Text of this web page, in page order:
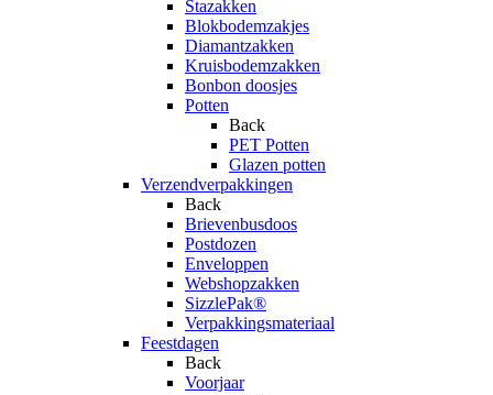
Stazakken
Blokbodemzakjes
Diamantzakken
Kruisbodemzakken
Bonbon doosjes
Potten
Back
PET Potten
Glazen potten
Verzendverpakkingen
Back
Brievenbusdoos
Postdozen
Enveloppen
Webshopzakken
SizzlePak®
Verpakkingsmateriaal
Feestdagen
Back
Voorjaar